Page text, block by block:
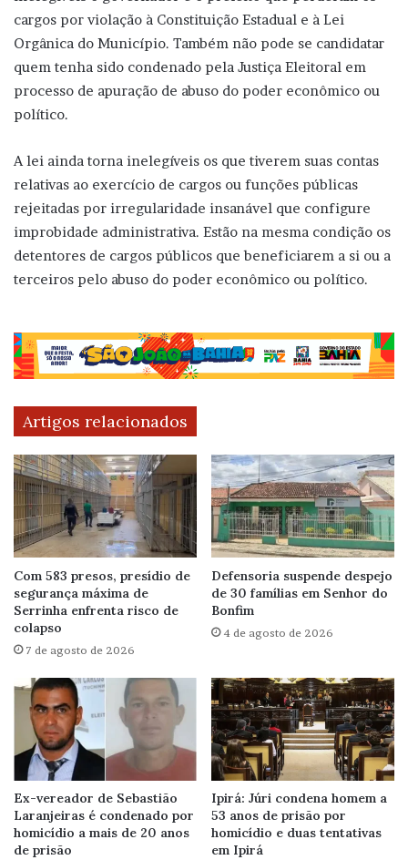
cargos por violação à Constituição Estadual e à Lei
Orgânica do Município. Também não pode se candidatar
quem tenha sido condenado pela Justiça Eleitoral em
processo de apuração de abuso do poder econômico ou
político.
A lei ainda torna inelegíveis os que tiverem suas contas
relativas ao exercício de cargos ou funções públicas
rejeitadas por irregularidade insanável que configure
improbidade administrativa. Estão na mesma condição os
detentores de cargos públicos que beneficiarem a si ou a
terceiros pelo abuso do poder econômico ou político.
Artigos relacionados
Com 583 presos, presídio de
segurança máxima de
Serrinha enfrenta risco de
colapso
7 de agosto de 2026
Defensoria suspende despejo
de 30 famílias em Senhor do
Bonfim
4 de agosto de 2026
Ex-vereador de Sebastião
Laranjeiras é condenado por
homicídio a mais de 20 anos
de prisão
Ipirá: Júri condena homem a
53 anos de prisão por
homicídio e duas tentativas
em Ipirá